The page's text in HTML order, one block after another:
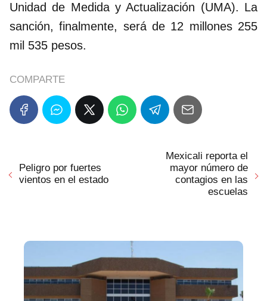
Unidad de Medida y Actualización (UMA). La
sanción, finalmente, será de 12 millones 255
mil 535 pesos.
COMPARTE
Peligro por fuertes
vientos en el estado
Mexicali reporta el
mayor número de
contagios en las
escuelas